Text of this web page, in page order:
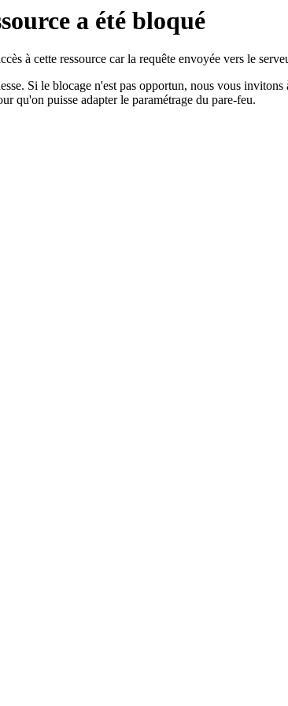
a été bloqué
à cette ressource car la requête envoyée vers le
Si le blocage n'est pas opportun, nous vous invitons
qu'on puisse adapter le paramétrage du pare-feu.